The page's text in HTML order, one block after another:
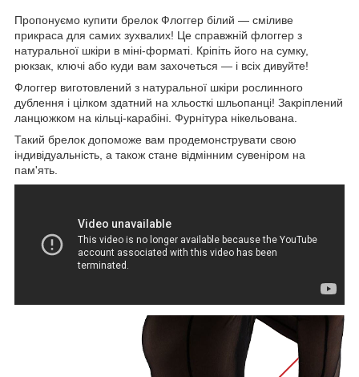
Пропонуємо купити брелок Флоггер білий — сміливе
прикраса для самих зухвалих! Це справжній флоггер з
натуральної шкіри в міні-форматі. Кріпіть його на сумку,
рюкзак, ключі або куди вам захочеться — і всіх дивуйте!
Флоггер виготовлений з натуральної шкіри рослинного
дублення і цілком здатний на хльосткі шльопанці! Закріплений
ланцюжком на кільці-карабіні. Фурнітура нікельована.
Такий брелок допоможе вам продемонструвати свою
індивідуальність, а також стане відмінним сувеніром на
пам'ять.